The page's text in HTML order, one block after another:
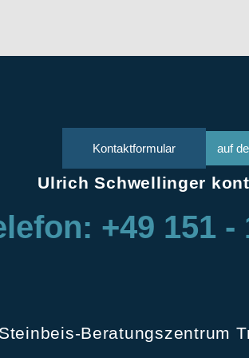
Kontaktformular auf
Ulrich Schwellinger
+49 151 -
Beratungszentrum